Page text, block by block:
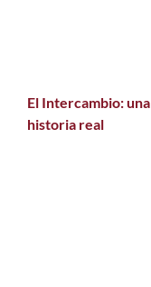
El Intercambio: una
historia real